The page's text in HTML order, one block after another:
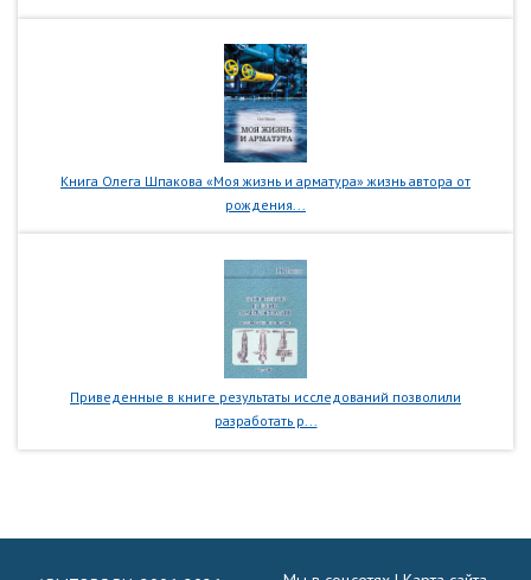
Книга Олега Шпакова «Моя жизнь и арматура» жизнь автора от
рождения...
Приведенные в книге результаты исследований позволили
разработать р...